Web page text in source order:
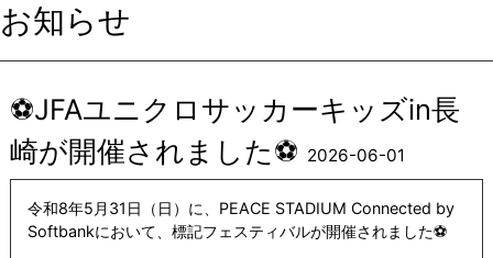
お知らせ
⚽JFAユニクロサッカーキッズin長
崎が開催されました⚽ 2026-06-01
令和8年5月31日（日）に、PEACE STADIUM Connected by
Softbankにおいて、標記フェスティバルが開催されました⚽